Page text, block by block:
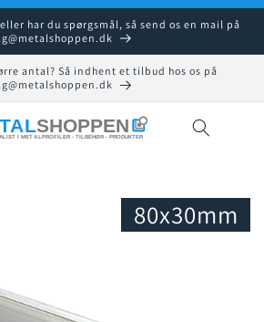
har du spørgsmål, så send os en mail på
antal? Så indhent et tilbud hos os på
80x30mm